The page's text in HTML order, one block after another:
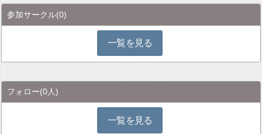
参加サークル(0)
一覧を見る
フォロー(0人)
一覧を見る